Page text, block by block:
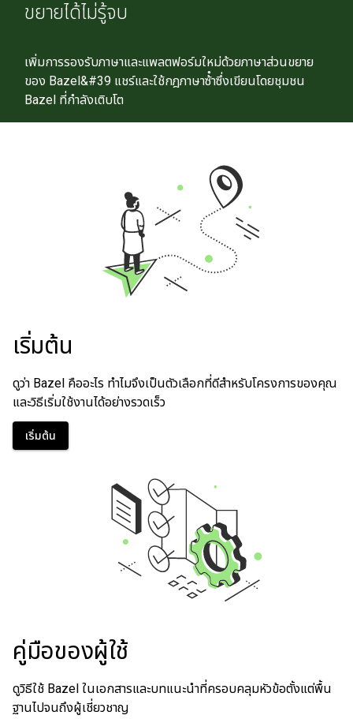
ขยายได้ไม่รู้จบ
เพิ่มการรองรับภาษาและแพลตฟอร์มใหม่ด้วยภาษาส่วนขยาย
ของ Bazel&#39 แชร์และใช้กฎภาษาซ้ําซึ่งเขียนโดยชุมชน
Bazel ที่กําลังเติบโต
เริ่มต้น
ดูว่า Bazel คืออะไร ทําไมจึงเป็นตัวเลือกที่ดีสําหรับโครงการของคุณ
และวิธีเริ่มใช้งานได้อย่างรวดเร็ว
เริ่มต้น
คู่มือของผู้ใช้
ดูวิธีใช้ Bazel ในเอกสารและบทแนะนําที่ครอบคลุมหัวข้อตั้งแต่พื้น
ฐานไปจนถึงผู้เชี่ยวชาญ